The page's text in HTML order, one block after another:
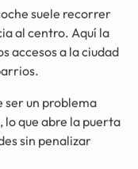
suele recorrer
al centro. Aquí la
accesos a la ciudad
ser un problema
lo que abre la puerta
sin penalizar